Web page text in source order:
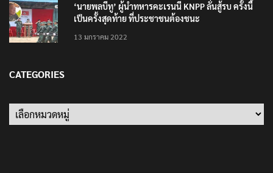
‘นายพลบีทู’ ผู้นำทหารคะเรนนี KNPP ลั่นสู้รบ ครั้งนี้
เป็นครั้งสุดท้าย ที่ประชาชนต้องชนะ
13 มกราคม 2022
CATEGORIES
Categories